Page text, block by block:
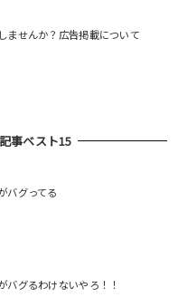
ませんか？広告掲載について
事ベスト15
バグってる
バグるわけないやろ！！